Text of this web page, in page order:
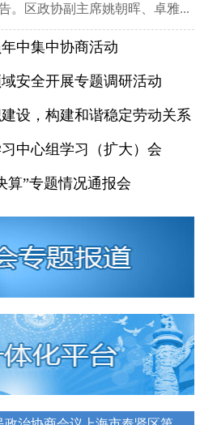
。区政协副主席姚朝晖、卓雅...
中集中协商活动
安全开展专题调研活动
设，构建和谐稳定劳动关系
中心组学习（扩大）会
算”专题情况通报会